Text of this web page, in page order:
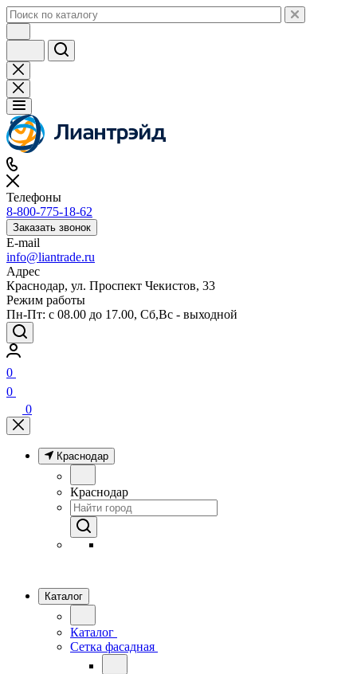
Телефоны
8-800-775-18-62
Заказать звонок
E-mail
info@liantrade.ru
Адрес
Краснодар, ул. Проспект Чекистов, 33
Режим работы
Пн-Пт: c 08.00 до 17.00, Cб,Вс - выходной
0
0
0
Краснодар
Краснодар
Каталог
Каталог
Сетка фасадная